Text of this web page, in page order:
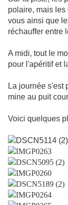
polaire, mais
vous ainsi que
réchauffer entre
A midi, tout le
pour l'apéritif et
La journée s'est
mine au puit
Voici quelques